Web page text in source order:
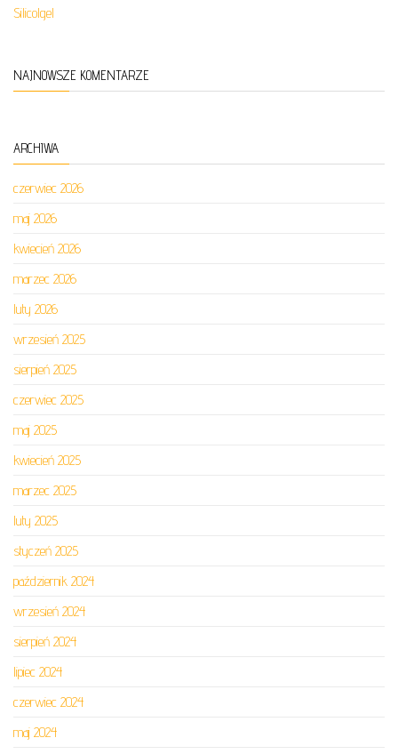
Silicolgel
NAJNOWSZE KOMENTARZE
ARCHIWA
czerwiec 2026
maj 2026
kwiecień 2026
marzec 2026
luty 2026
wrzesień 2025
sierpień 2025
czerwiec 2025
maj 2025
kwiecień 2025
marzec 2025
luty 2025
styczeń 2025
październik 2024
wrzesień 2024
sierpień 2024
lipiec 2024
czerwiec 2024
maj 2024